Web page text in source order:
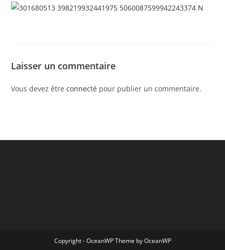
Laisser un commentaire
Vous devez êtreconnecté pour publier un commentaire.
Copyright - OceanWP Theme by OceanWP